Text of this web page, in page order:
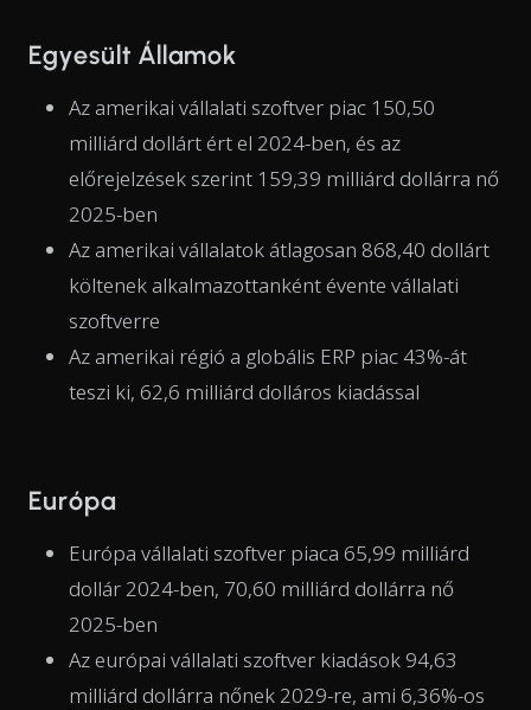
Egyesült Államok
Az amerikai vállalati szoftver piac 150,50
milliárd dollárt ért el 2024-ben, és az
előrejelzések szerint 159,39 milliárd dollárra nő
2025-ben
Az amerikai vállalatok átlagosan 868,40 dollárt
költenek alkalmazottanként évente vállalati
szoftverre
Az amerikai régió a globális ERP piac 43%-át
teszi ki, 62,6 milliárd dolláros kiadással
Európa
Európa vállalati szoftver piaca 65,99 milliárd
dollár 2024-ben, 70,60 milliárd dollárra nő
2025-ben
Az európai vállalati szoftver kiadások 94,63
milliárd dollárra nőnek 2029-re, ami 6,36%-os